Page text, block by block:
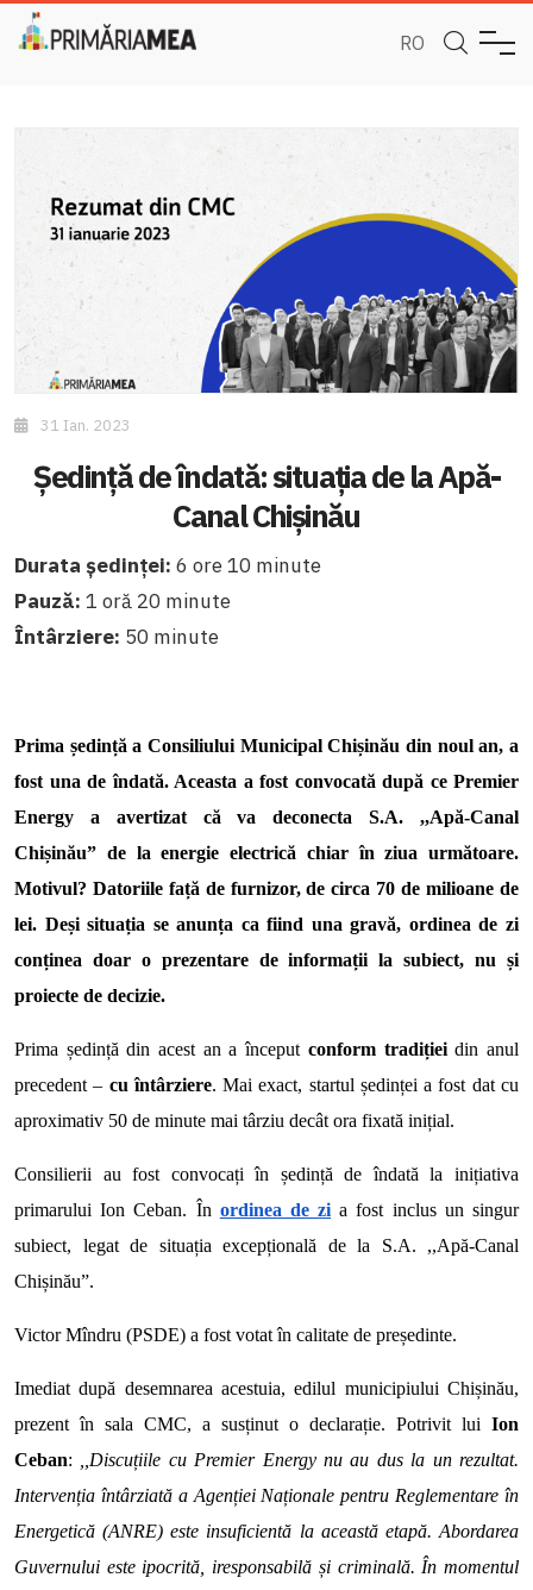
RO
31 Ian. 2023
Ședință de îndată: situația de la Apă-
Canal Chișinău
Durata ședinței: 6 ore 10 minute
Pauză: 1 oră 20 minute
Întârziere: 50 minute
Prima ședință a Consiliului Municipal Chișinău din noul an, a
fost una de îndată. Aceasta a fost convocată după ce Premier
Energy a avertizat că va deconecta S.A. ,,Apă-Canal
Chișinău” de la energie electrică chiar în ziua următoare.
Motivul? Datoriile față de furnizor, de circa 70 de milioane de
lei. Deși situația se anunța ca fiind una gravă, ordinea de zi
conținea doar o prezentare de informații la subiect, nu și
proiecte de decizie.
Prima ședință din acest an a început conform tradițieidin anul
precedent – cu întârziere. Mai exact, startul ședinței a fost dat cu
aproximativ 50 de minute mai târziu decât ora fixată inițial.
Consilierii au fost convocați în ședință de îndată la inițiativa
primarului Ion Ceban. În ordinea de zi a fost inclus un singur
subiect, legat de situația excepțională de la S.A. ,,Apă-Canal
Chișinău”.
Victor Mîndru (PSDE) a fost votat în calitate de președinte.
Imediat după desemnarea acestuia, edilul municipiului Chișinău,
prezent în sala CMC, a susținut o declarație. Potrivit lui Ion
Ceban:
,,Discuțiile cu Premier Energy nu au dus la un rezultat.
Intervenția întârziată a Agenției Naționale pentru Reglementare în
Energetică (ANRE) este insuficientă la această etapă. Abordarea
Guvernului este ipocrită, iresponsabilă și criminală. În momentul